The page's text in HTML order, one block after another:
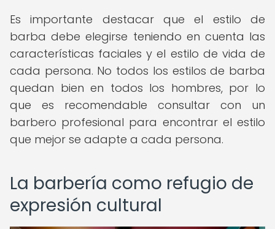
Es importante destacar que el estilo de
barba debe elegirse teniendo en cuenta las
características faciales y el estilo de vida de
cada persona. No todos los estilos de barba
quedan bien en todos los hombres, por lo
que es recomendable consultar con un
barbero profesional para encontrar el estilo
que mejor se adapte a cada persona.
La barbería como refugio de
expresión cultural